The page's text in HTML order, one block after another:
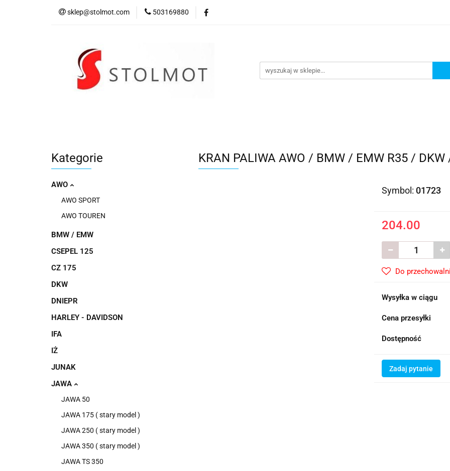
sklep@stolmot.com 503169880
Kategorie
AWO
AWO SPORT
AWO TOUREN
BMW / EMW
CSEPEL 125
CZ 175
DKW
DNIEPR
HARLEY - DAVIDSON
IFA
IŻ
JUNAK
JAWA
JAWA 50
JAWA 175 ( stary model )
JAWA 250 ( stary model )
JAWA 350 ( stary model )
JAWA TS 350
KRAN PALIWA AWO / BMW / EMW R35 / DKW
Symbol: 01723
204.00
Do przechowalni
Wysyłka w ciągu
Cena przesyłki
Dostępność
Zadaj pytanie